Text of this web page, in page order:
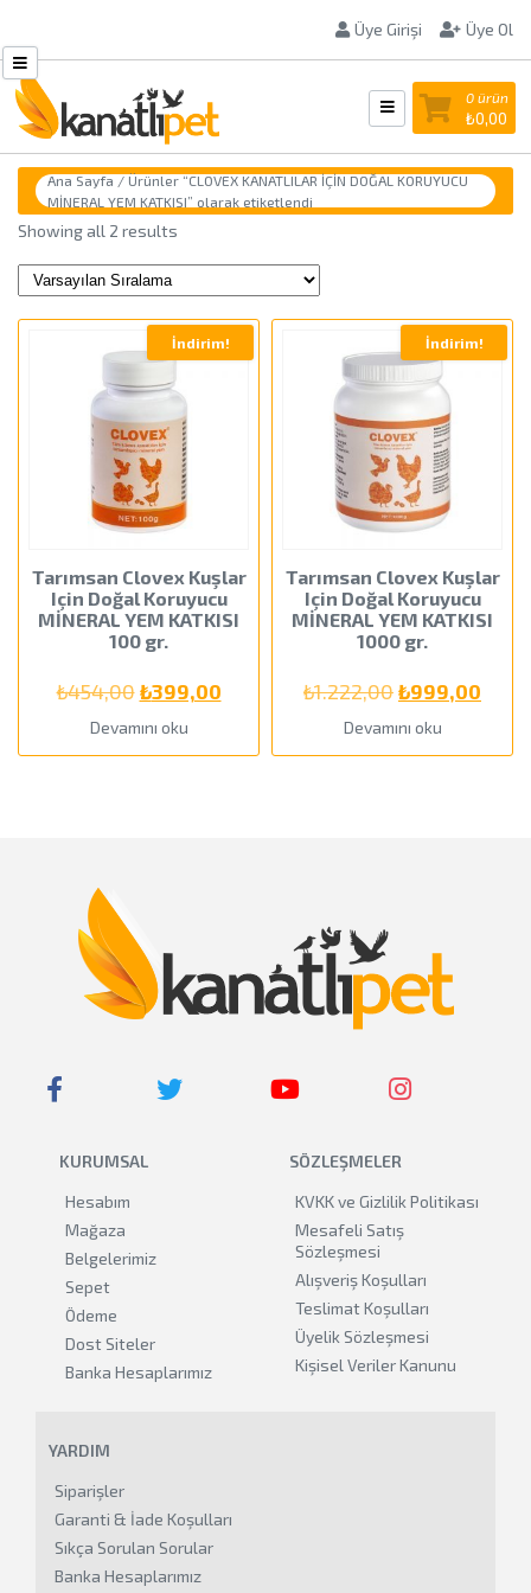
Üye Girişi Üye Ol
0 ürün
₺0,00
Ana Sayfa / Ürünler “CLOVEX KANATLILAR İÇİN DOĞAL KORUYUCU
MİNERAL YEM KATKISI” olarak etiketlendi
Showing all 2 results
İndirim!
Tarımsan Clovex Kuşlar
Için Doğal Koruyucu
MİNERAL YEM KATKISI
100 gr.
₺454,00 Orijinal
₺454,00.
₺399,00Şu
₺399,00.
Devamını oku
İndirim!
Tarımsan Clovex Kuşlar
Için Doğal Koruyucu
MİNERAL YEM KATKISI
1000 gr.
₺1.222,00Orijinal
₺1.222,00.
₺999,00
Devamını oku
KURUMSAL
Hesabım
Mağaza
Belgelerimiz
Sepet
Ödeme
Dost Siteler
Banka Hesaplarımız
SÖZLEŞMELER
KVKK ve Gizlilik Politikası
Mesafeli Satış
Sözleşmesi
Alışveriş Koşulları
Teslimat Koşulları
Üyelik Sözleşmesi
Kişisel Veriler Kanunu
YARDIM
Siparişler
Garanti & İade Koşulları
Sıkça Sorulan Sorular
Banka Hesaplarımız